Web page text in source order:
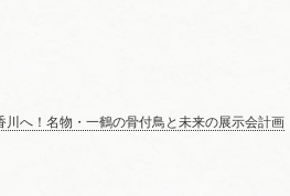
川へ！名物・一鶴の骨付鳥と未来の展示会計画